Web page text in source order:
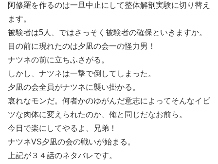
阿修羅を作るのは一旦中止にして整体解剖実験に切り替え
ます。
被験者は5人、ではさっそく被験者の確保といきますか。
目の前に現れたのは夕凪の会一の怪力男！
ナツネの前に立ちふさがる。
しかし、ナツネは一撃で倒してしまった。
夕凪の会全員がナツネに襲い掛かる。
哀れなモンだ。何者かのゆがんだ意志によってそんなイビ
ツな肉体に変えられたのか、俺と同じだなお前ら。
今日で楽にしてやるよ、兄弟！
ナツネVS夕凪の会の戦いが始まる。
上記が３４話のネタバレです。